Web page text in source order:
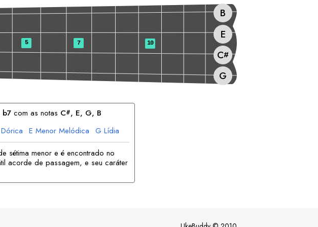
G
C#
E
B
5 7 10
b7 com as notas C#, E, G, B
Dórica E Menor Melódica G Lídia
sétima menor e é encontrado no
acorde de passagem, e seu caráter